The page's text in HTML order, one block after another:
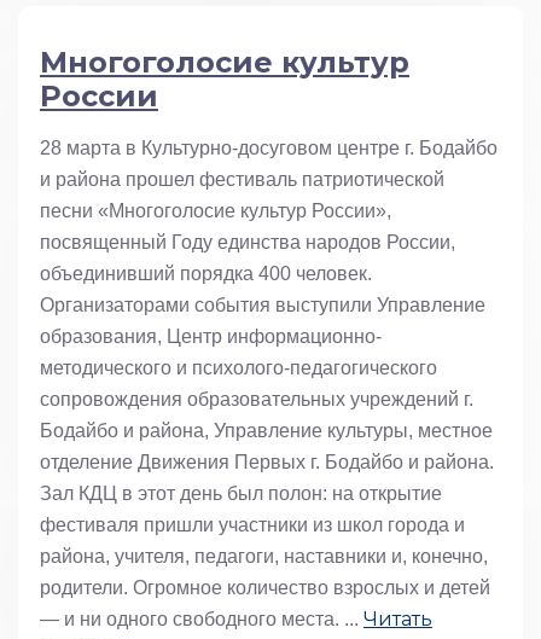
Многоголосие культур
России
28 марта в Культурно-досуговом центре г. Бодайбо
и района прошел фестиваль патриотической
песни «Многоголосие культур России»,
посвященный Году единства народов России,
объединивший порядка 400 человек.
Организаторами события выступили Управление
образования, Центр информационно-
методического и психолого-педагогического
сопровождения образовательных учреждений г.
Бодайбо и района, Управление культуры, местное
отделение Движения Первых г. Бодайбо и района.
Зал КДЦ в этот день был полон: на открытие
фестиваля пришли участники из школ города и
района, учителя, педагоги, наставники и, конечно,
родители. Огромное количество взрослых и детей
— и ни одного свободного места. ... Читать